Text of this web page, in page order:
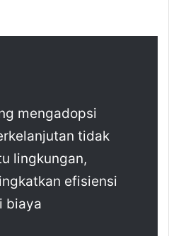
mengadopsi
tidak
lingkungan,
efisiensi
biaya